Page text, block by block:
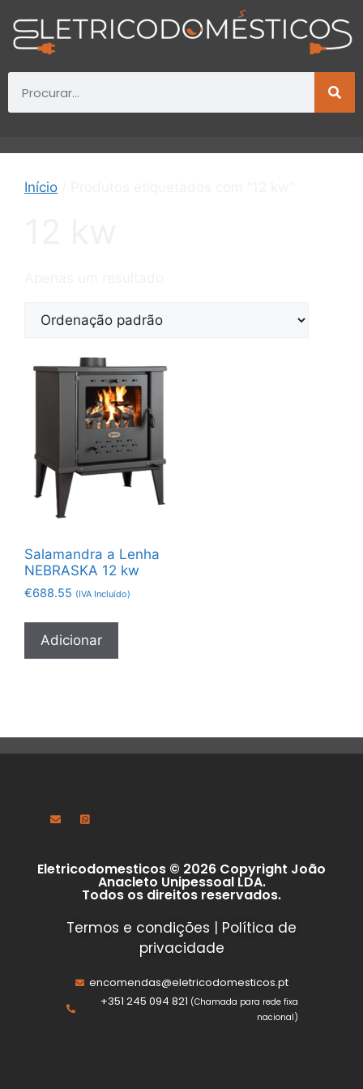
Início
Salamandra a Lenha
NEBRASKA 12 kw
€688.55 (IVA Incluído)
Adicionar
Eletricodomesticos © 2026 Copyright João
Anacleto Unipessoal LDA.
Todos os direitos reservados.
Termos e condições
Política de
privacidade
encomendas@eletricodomesticos.pt
+351 245 094 821 (Chamada para rede fixa
nacional)